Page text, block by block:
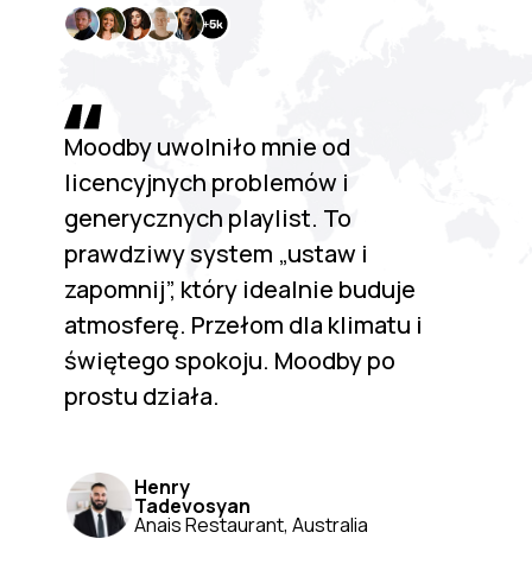
Moodby uwolniło mnie od
licencyjnych problemów i
generycznych playlist. To
prawdziwy system „ustaw i
zapomnij”, który idealnie buduje
atmosferę. Przełom dla klimatu i
świętego spokoju. Moodby po
prostu działa.
Henry
Tadevosyan
Anais Restaurant, Australia